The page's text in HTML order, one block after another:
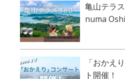
亀山テラ
numa
「おかえ
ト開催！